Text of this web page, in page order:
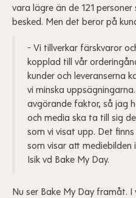
vara lägre än de 121
besked. Men det beror på
- Vi tillverkar färskvaror
kopplad till vår
kunder och leveranserna
vi minska
avgörande faktor, så jag
och media ska ta till sig
som vi visat upp. Det
som visar att mediebilden
Isik vd Bake My Day.
Nu ser Bake My Day framåt. I